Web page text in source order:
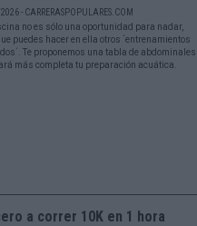
- CARRERASPOPULARES.COM
no es sólo una oportunidad para nadar,
puedes hacer en ella otros ´entrenamientos
Te proponemos una tabla de abdominales
más completa tu preparación acuática.
a correr 10K en 1 hora